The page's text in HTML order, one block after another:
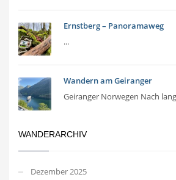
Ernstberg – Panoramaweg
...
Wandern am Geiranger
Geiranger Norwegen Nach
WANDERARCHIV
Dezember 2025